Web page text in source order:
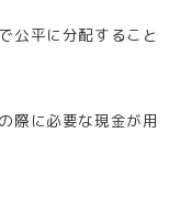
公平に分配すること
際に必要な現金が用